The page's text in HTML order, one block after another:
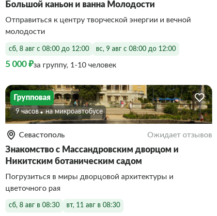
Большой каньон и ванна Молодости
Отправиться к центру творческой энергии и вечной
молодости
сб, 8 авг с 08:00 до 12:00 вс, 9 авг с 08:00 до 12:00
5 000 ₽за группу, 1-10 человек
Групповая
9 часов На микроавтобусе
Севастополь Ожидает отзывов
Знакомство с Массандровским дворцом и
Никитским ботаническим садом
Погрузиться в миры дворцовой архитектуры и
цветочного рая
сб, 8 авг в 08:30 вт, 11 авг в 08:30